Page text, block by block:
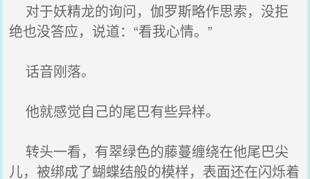
对于妖精龙的询问，伽罗斯略作思索，没拒
绝也没答应，说道：“看我心情。”
话音刚落。
他就感觉自己的尾巴有些异样。
转头一看，有翠绿色的藤蔓缠绕在他尾巴尖
儿，被绑成了蝴蝶结般的模样，表面还在闪烁着